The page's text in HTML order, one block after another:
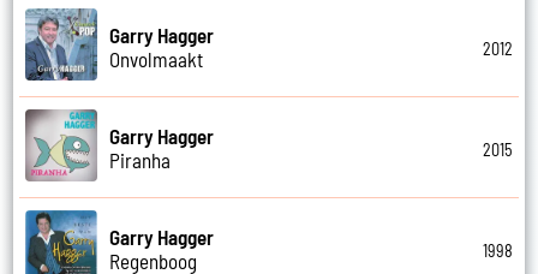
Garry Hagger
Onvolmaakt
2012
Garry Hagger
Piranha
2015
Garry Hagger
Regenboog
1998